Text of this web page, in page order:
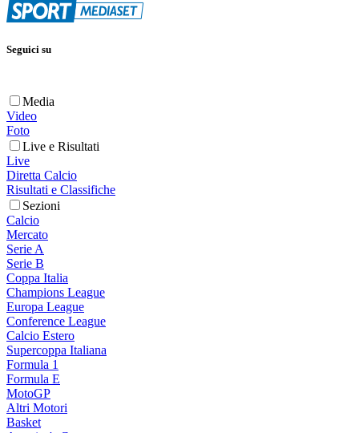
Seguici su
Media
Video
Foto
Live e Risultati
Live
Diretta Calcio
Risultati e Classifiche
Sezioni
Calcio
Mercato
Serie A
Serie B
Coppa Italia
Champions League
Europa League
Conference League
Calcio Estero
Supercoppa Italiana
Formula 1
Formula E
MotoGP
Altri Motori
Basket